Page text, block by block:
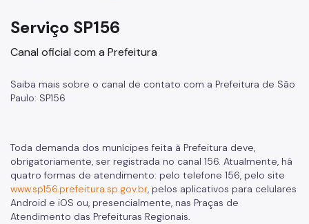
Cata-Bagulho
Programa de Metas
Serviço SP156
Canal oficial com a Prefeitura
Saiba mais sobre o canal de contato com a Prefeitura de São
Paulo: SP156
Toda demanda dos munícipes feita à Prefeitura deve,
obrigatoriamente, ser registrada no canal 156. Atualmente, há
quatro formas de atendimento: pelo telefone 156, pelo site
www.sp156.prefeitura.sp.gov.br, pelos aplicativos para celulares
Android e iOS ou, presencialmente, nas Praças de
Atendimento das Prefeituras Regionais.